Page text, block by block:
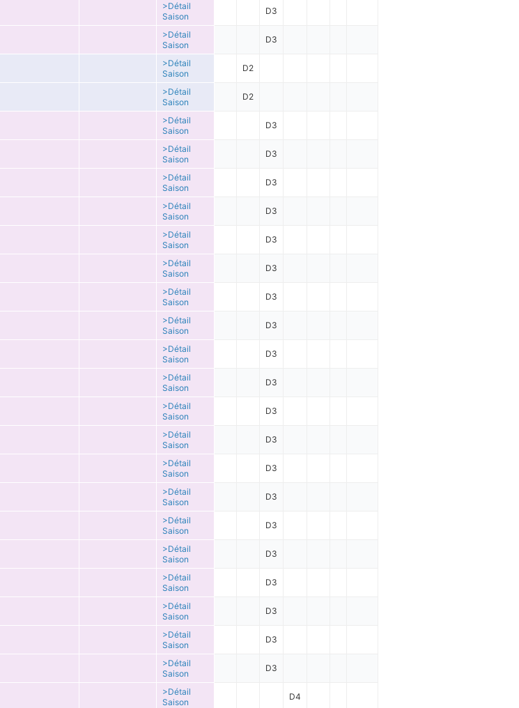
>Détail
Saison
D3
>Détail
Saison
D3
>Détail
Saison
D2
>Détail
Saison
D2
>Détail
Saison
D3
>Détail
Saison
D3
>Détail
Saison
D3
>Détail
Saison
D3
>Détail
Saison
D3
>Détail
Saison
D3
>Détail
Saison
D3
>Détail
Saison
D3
>Détail
Saison
D3
>Détail
Saison
D3
>Détail
Saison
D3
>Détail
Saison
D3
>Détail
Saison
D3
>Détail
Saison
D3
>Détail
Saison
D3
>Détail
Saison
D3
>Détail
Saison
D3
>Détail
Saison
D3
>Détail
Saison
D3
>Détail
Saison
D3
>Détail
Saison
D4